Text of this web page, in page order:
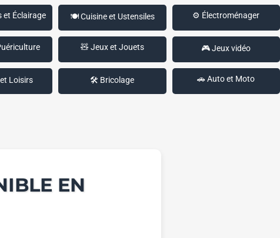
et Éclairage 🍽️ Cuisine et Ustensiles ⚙️ Électroménager
🧸 Jeux et Jouets 🎮 Jeux vidéo
Loisirs 🛠️ Bricolage 🚗 Auto et Moto
EN